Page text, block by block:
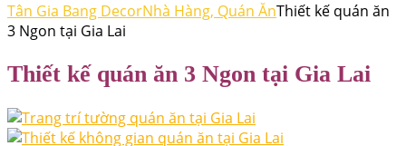
Tân Gia Bang DecorNhà Hàng, Quán ĂnThiết kế quán ăn
3 Ngon tại Gia Lai
Thiết kế quán ăn 3 Ngon tại Gia Lai